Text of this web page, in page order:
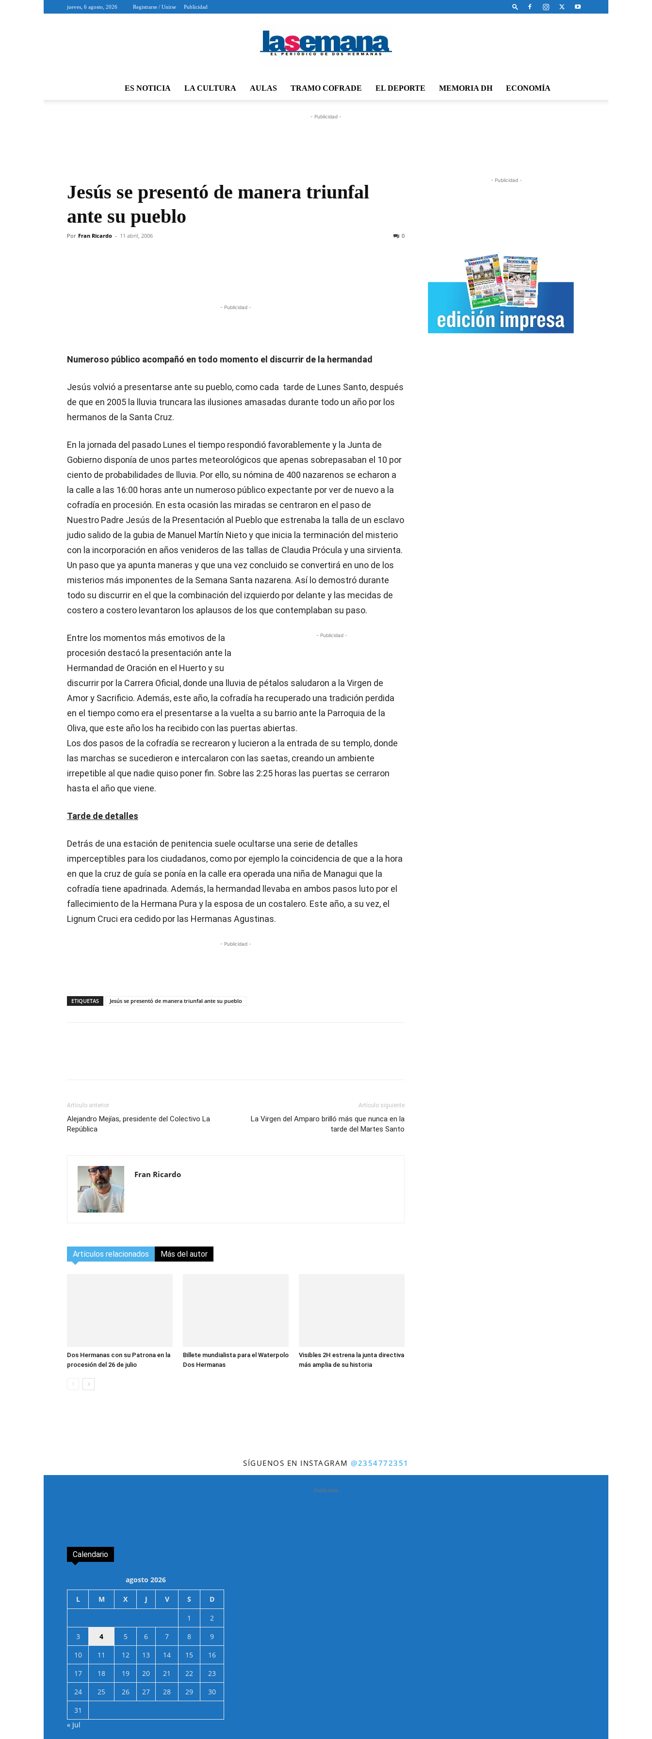
jueves, 6 agosto, 2026 Registrarse / Unirse Publicidad
ES NOTICIA LA CULTURA AULAS TRAMO COFRADE EL DEPORTE MEMORIA DH ECONOMÍA
- Publicidad -
Jesús se presentó de manera triunfal
ante su pueblo
Por Fran Ricardo - 11 abril, 2006 0
- Publicidad -
Numeroso público acompañó en todo momento el discurrir de la hermandad
Jesús volvió a presentarse ante su pueblo, como cada tarde de Lunes Santo, después
de que en 2005 la lluvia truncara las ilusiones amasadas durante todo un año por los
hermanos de la Santa Cruz.
En la jornada del pasado Lunes el tiempo respondió favorablemente y la Junta de
Gobierno disponía de unos partes meteorológicos que apenas sobrepasaban el 10 por
ciento de probabilidades de lluvia. Por ello, su nómina de 400 nazarenos se echaron a
la calle a las 16:00 horas ante un numeroso público expectante por ver de nuevo a la
cofradía en procesión. En esta ocasión las miradas se centraron en el paso de
Nuestro Padre Jesús de la Presentación al Pueblo que estrenaba la talla de un esclavo
judio salido de la gubia de Manuel Martín Nieto y que inicia la terminación del misterio
con la incorporación en años venideros de las tallas de Claudia Prócula y una sirvienta.
Un paso que ya apunta maneras y que una vez concluido se convertirá en uno de los
misterios más imponentes de la Semana Santa nazarena. Así lo demostró durante
todo su discurrir en el que la combinación del izquierdo por delante y las mecidas de
costero a costero levantaron los aplausos de los que contemplaban su paso.
- Publicidad -
Entre los momentos más emotivos de la
procesión destacó la presentación ante la
Hermandad de Oración en el Huerto y su
discurrir por la Carrera Oficial, donde una lluvia de pétalos saludaron a la Virgen de
Amor y Sacrificio. Además, este año, la cofradía ha recuperado una tradición perdida
en el tiempo como era el presentarse a la vuelta a su barrio ante la Parroquia de la
Oliva, que este año los ha recibido con las puertas abiertas.
Los dos pasos de la cofradía se recrearon y lucieron a la entrada de su templo, donde
las marchas se sucedieron e intercalaron con las saetas, creando un ambiente
irrepetible al que nadie quiso poner fin. Sobre las 2:25 horas las puertas se cerraron
hasta el año que viene.
Tarde de detalles
Detrás de una estación de penitencia suele ocultarse una serie de detalles
imperceptibles para los ciudadanos, como por ejemplo la coincidencia de que a la hora
en que la cruz de guía se ponía en la calle era operada una niña de Managui que la
cofradía tiene apadrinada. Además, la hermandad llevaba en ambos pasos luto por el
fallecimiento de la Hermana Pura y la esposa de un costalero. Este año, a su vez, el
Lignum Cruci era cedido por las Hermanas Agustinas.
- Publicidad -
ETIQUETAS Jesús se presentó de manera triunfal ante su pueblo
Artículo anterior
Alejandro Mejías, presidente del Colectivo La
República
Artículo siguiente
La Virgen del Amparo brilló más que nunca en la
tarde del Martes Santo
Fran Ricardo
Artículos relacionados Más del autor
Dos Hermanas con su Patrona en la
procesión del 26 de julio
Billete mundialista para el Waterpolo
Dos Hermanas
Visibles 2H estrena la junta directiva
más amplia de su historia
- Publicidad -
SÍGUENOS EN INSTAGRAM@2354772351
- Publicidad -
Calendario
agosto 2026
L M X J V S D
1
2
3
4 5 6 7 8
9
10
11 12 13 14 15
16
17
18 19 20 21 22
23
24
25 26 27 28 29
30
31
« Jul